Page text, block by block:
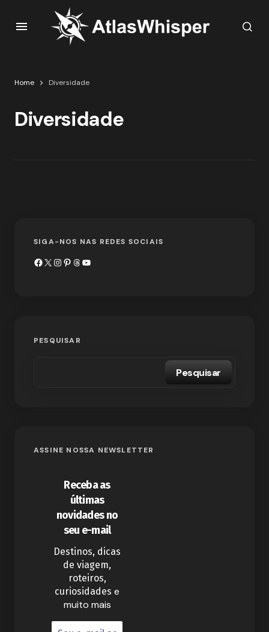
Home Diversidade
Diversidade
SIGA-NOS NAS REDES SOCIAIS
PESQUISAR
Pesquisar
ASSINE NOSSA NEWSLETTER
Receba as
últimas
novidades no
seu e-mail
Destinos, dicas
de viagem,
roteiros,
curiosidades e
muito mais